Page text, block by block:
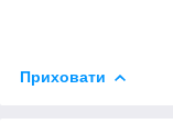
Приховати